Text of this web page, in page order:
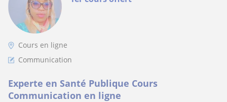
Cours en ligne
Communication
Experte en Santé Publique Cours
Communication en ligne